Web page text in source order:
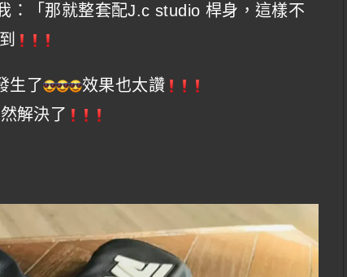
：「那就整套配J.c studio 桿身，這樣不
生了
效果也太讚
解決了